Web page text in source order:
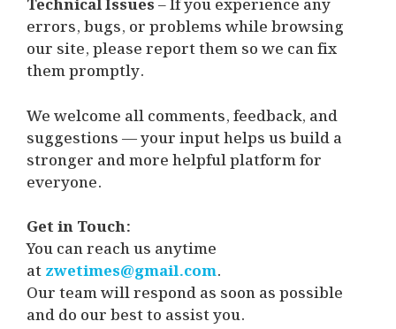
Technical Issues– If you experience any
errors, bugs, or problems while browsing
our site, please report them so we can fix
them promptly.
We welcome all comments, feedback, and
suggestions — your input helps us build a
stronger and more helpful platform for
everyone.
Get in Touch:
You can reach us anytime
atzwetimes@gmail.com.
Our team will respond as soon as possible
and do our best to assist you.